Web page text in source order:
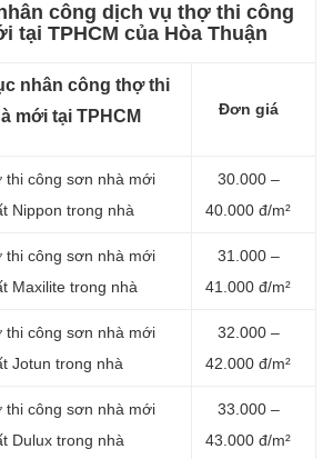
công dịch vụ thợ thi công
tại TPHCM của Hòa Thuận
nhân công thợ thi
mới tại TPHCM
Đơn giá
thi công sơn nhà mới
Nippon trong nhà
30.000 –
40.000 đ/m²
thi công sơn nhà mới
Maxilite trong nhà
31.000 –
41.000 đ/m²
thi công sơn nhà mới
Jotun trong nhà
32.000 –
42.000 đ/m²
thi công sơn nhà mới
Dulux trong nhà
33.000 –
43.000 đ/m²